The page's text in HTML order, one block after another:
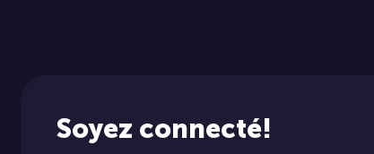
Soyez connecté!